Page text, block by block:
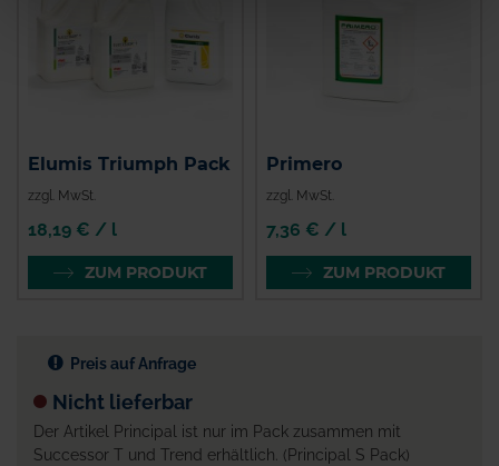
Elumis Triumph Pack
zzgl. MwSt.
18,19 € / l
ZUM PRODUKT
Primero
zzgl. MwSt.
7,36 € / l
ZUM PRODUKT
Preis auf Anfrage
Nicht lieferbar
Der Artikel Principal ist nur im Pack zusammen mit
Successor T und Trend erhältlich. (Principal S Pack)